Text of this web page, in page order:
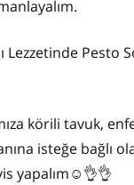
Lezzetinde Pesto
körili tavuk,
isteğe bağlı
yapalım☺️👌👌